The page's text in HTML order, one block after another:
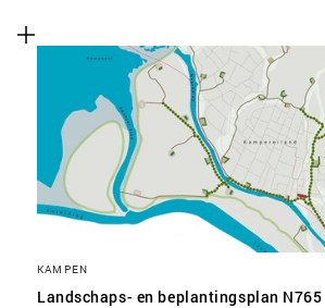
KAMPEN
Landschaps- en beplantingsplan N765